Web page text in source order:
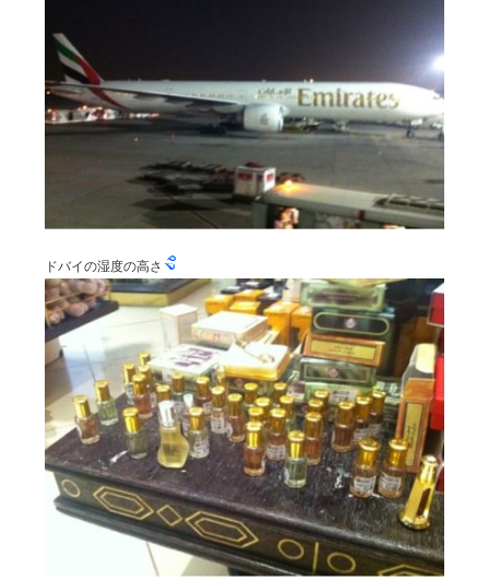
NOTE
BRAND OFFICIAL INSTAGRAM
DIRECTOR’S INSTAGRAM
ドバイの湿度の高さ